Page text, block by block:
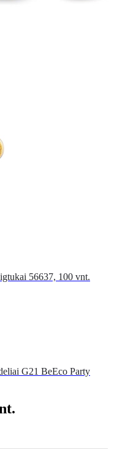
56637, 100 vnt.
G21 BeEco Party